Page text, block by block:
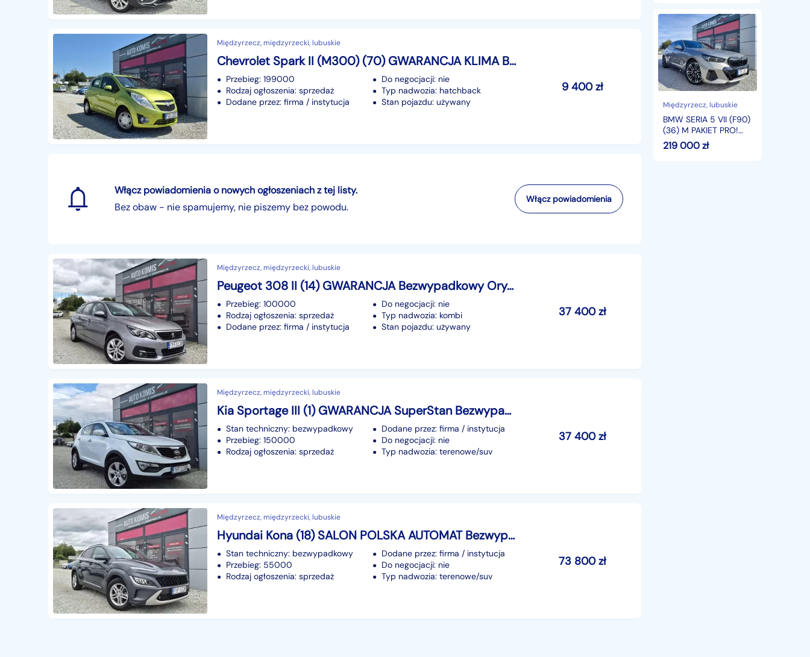
Międzyrzecz, międzyrzecki, lubuskie
Chevrolet Spark II (M300) (70) GWARANCJA KLIMA Bezawaryjny Ekonomiczny ZAMIANA
Przebieg: 199000
Rodzaj ogłoszenia: sprzedaż
Dodane przez: firma / instytucja
Do negocjacji: nie
Typ nadwozia: hatchback
Stan pojazdu: używany
9 400zł
Włącz powiadomienia o nowych ogłoszeniach z tej listy.
Bez obaw - nie spamujemy, nie piszemy bez powodu.
Włącz powiadomienia
Międzyrzecz, międzyrzecki, lubuskie
Peugeot 308 II (14) GWARANCJA Bezwypadkowy Oryg. niski przebieg! LED Zamiana RATY
Przebieg: 100000
Rodzaj ogłoszenia: sprzedaż
Dodane przez: firma / instytucja
Do negocjacji: nie
Typ nadwozia: kombi
Stan pojazdu: używany
37 400zł
Międzyrzecz, międzyrzecki, lubuskie
Kia Sportage III (1) GWARANCJA SuperStan Bezwypadkowy Oryg przebieg Zamiana RATY
Stan techniczny: bezwypadkowy
Przebieg: 150000
Rodzaj ogłoszenia: sprzedaż
Dodane przez: firma / instytucja
Do negocjacji: nie
Typ nadwozia: terenowe/suv
37 400zł
Międzyrzecz, międzyrzecki, lubuskie
Hyundai Kona (18) SALON POLSKA AUTOMAT Bezwypadkowy ASO 1-Właśc Gwarancja Zamiana
Stan techniczny: bezwypadkowy
Przebieg: 55000
Rodzaj ogłoszenia: sprzedaż
Dodane przez: firma / instytucja
Do negocjacji: nie
Typ nadwozia: terenowe/suv
73 800zł
BMW
SERIA
5
VII
(F90)
(36)
M
PAKIET
PRO!
GWARANCJA
Kamery
360
Zamiana
Międzyrzecz, lubuskie
BMW SERIA 5 VII (F90)
(36) M PAKIET PRO!
GWARANCJA Kamery
360 Zamiana RATY
219 000zł